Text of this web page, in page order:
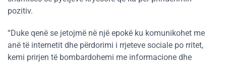
pozitiv.
“Duke qenë se jetojmë në një epokë ku komunikohet me
anë të internetit dhe përdorimi i rrjeteve sociale po rritet,
kemi prirjen të bombardohemi me informacione dhe